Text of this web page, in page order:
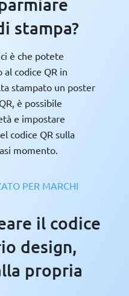
stampa?
è che potete
codice QR in
stampato un poster
è possibile
e impostare
codice QR sulla
momento.
PER MARCHI
il codice
design,
propria